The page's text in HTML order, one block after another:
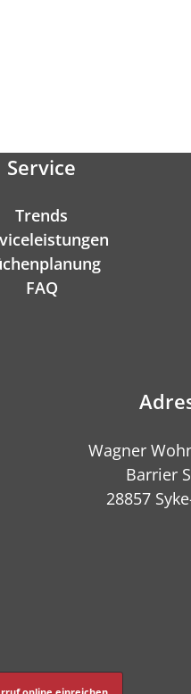
Service
Trends
FAQ
Wagner
Barrier
28857